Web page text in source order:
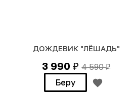
ДОЖДЕВИК "ЛЁШАДЬ"
3 990₽ 4 590₽
Беру